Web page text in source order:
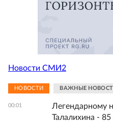
Новости СМИ2
НОВОСТИ ВАЖНЫЕ
00:01
Легендарному
Талалихина - 85